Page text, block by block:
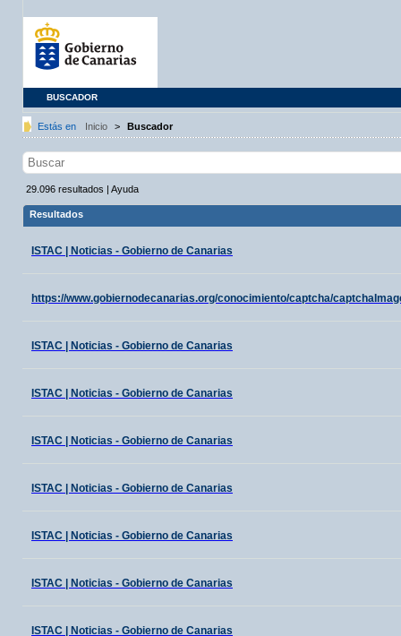
BUSCADOR
Estás en Inicio > Buscador
29.096 resultados | Ayuda
Resultados
ISTAC | Noticias - Gobierno de Canarias
https://www.gobiernodecanarias.org/conocimiento/captcha/
ISTAC | Noticias - Gobierno de Canarias
ISTAC | Noticias - Gobierno de Canarias
ISTAC | Noticias - Gobierno de Canarias
ISTAC | Noticias - Gobierno de Canarias
ISTAC | Noticias - Gobierno de Canarias
ISTAC | Noticias - Gobierno de Canarias
ISTAC | Noticias - Gobierno de Canarias